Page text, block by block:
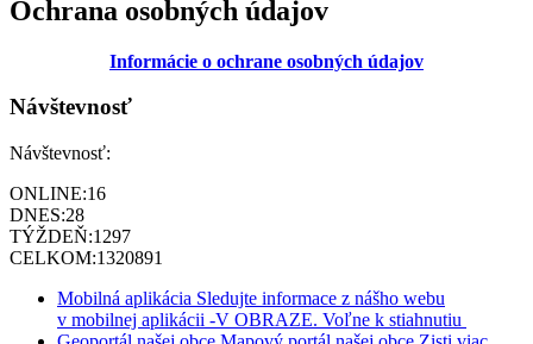
Ochrana osobných údajov
Informácie o ochrane osobných údajov
Návštevnosť
Návštevnosť:
ONLINE:16
DNES:28
TÝŽDEŇ:1297
CELKOM:1320891
Mobilná aplikácia Sledujte informace z nášho webu
v mobilnej aplikácii -V OBRAZE. Voľne k stiahnutiu